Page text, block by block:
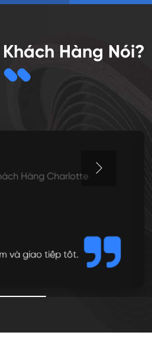
Hàng Nói?
và giao tiếp tốt.
